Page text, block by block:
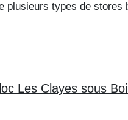
plusieurs types de stores
Les Clayes sous